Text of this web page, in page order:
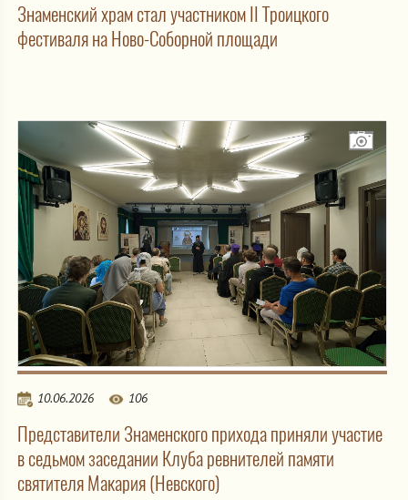
Знаменский храм стал участником II Троицкого
фестиваля на Ново-Соборной площади
10.06.2026 106
Представители Знаменского прихода приняли участие
в седьмом заседании Клуба ревнителей памяти
святителя Макария (Невского)